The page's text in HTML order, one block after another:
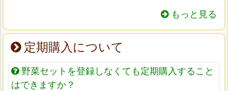
もっと見る
定期購入について
野菜セットを登録しなくても定期購入すること
はできますか？